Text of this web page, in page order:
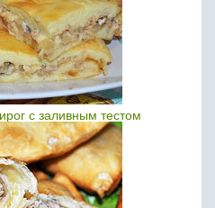
с заливным тестом